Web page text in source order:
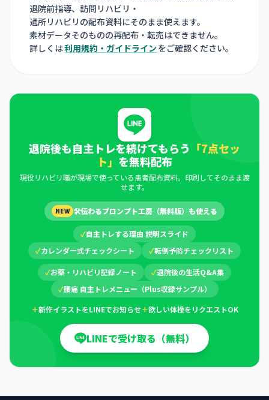
退院前指導、訪問リハビリ・
通所リハビリの配布資料にそのまま使えます。
素材データそのものの再配布・転売はできません。
詳しくは利用規約・ガイドライン をご確認ください。
退院後も自主トレを続けてもらう 「7点セッ
ト」 を無料配布
現役リハビリ職が現場で使っている患者配布資料。印刷してそのまま渡
せます。
NEW 🛠伝わるプロンプト工房（無料版）も使える
✓自主トレする理由 説明スライド
✓カレンダー式チェックシート ✓転倒予防チェックリスト
✓お薬・リハビリ記録ノート ✓退院後の生活Q&A集
✓腰痛 自主トレメニュー（Plus収録サンプル）
＋新作イラストをLINEでお知らせ＋欲しい体操をリクエストOK
LINEで受け取る（無料）